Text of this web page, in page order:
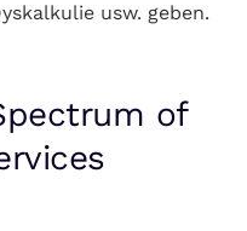
usw. geben.
of